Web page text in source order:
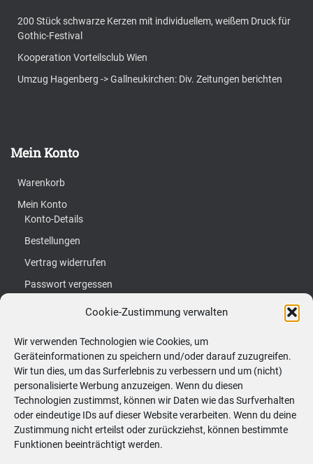
Cookie-Zustimmung verwalten
Wir verwenden Technologien wie Cookies, um
Geräteinformationen zu speichern und/oder darauf zuzugreifen.
Wir tun dies, um das Surferlebnis zu verbessern und um (nicht)
personalisierte Werbung anzuzeigen. Wenn du diesen
Technologien zustimmst, können wir Daten wie das Surfverhalten
oder eindeutige IDs auf dieser Website verarbeiten. Wenn du deine
Zustimmung nicht erteilst oder zurückziehst, können bestimmte
Funktionen beeinträchtigt werden.
200 Stück schwarze Kerzen mit individuellem, weißem Druck für
Gothic-Festival
Kooperation Vorteilsclub Wien
Umzug Hagenberg -> Gallneukirchen: Div. Zeitungen berichten
Mein Konto
Warenkorb
Mein Konto
Konto-Details
Bestellungen
Vertrag widerrufen
Passwort vergessen
u
c
h
e
n
n
Kerzenatelier:
Hörtengasse 62, 1110 Wien
ÖFFNUNGSZEITEN - nach vorheriger
Terminvereinbarung!